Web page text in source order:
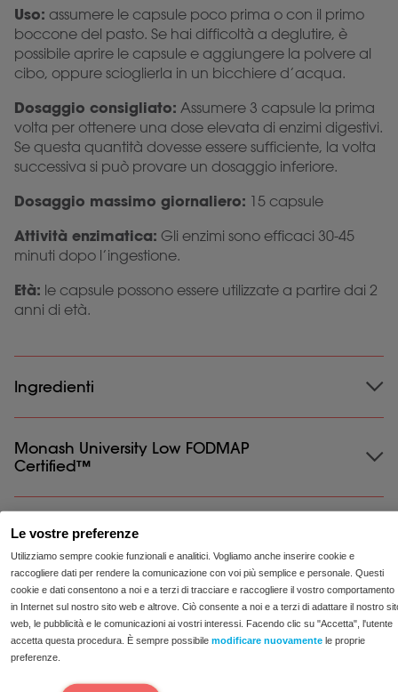
Le vostre preferenze
Utilizziamo sempre cookie funzionali e analitici. Vogliamo anche inserire cookie e
raccogliere dati per rendere la comunicazione con voi più semplice e personale. Questi
cookie e dati consentono a noi e a terzi di tracciare e raccogliere il vostro comportamento
in Internet sul nostro sito web e altrove. Ciò consente a noi e a terzi di adattare il nostro
web, le pubblicità e le comunicazioni ai vostri interessi. Facendo clic su "Accetta", l'utente
accetta questa procedura. È sempre possibile modificare nuovamente le proprie
preferenze.
Uso: assumere le capsule poco prima o con il primo
boccone del pasto. Se hai difficoltà a deglutire, è
possibile aprire le capsule e aggiungere la polvere al
cibo, oppure scioglierla in un bicchiere d’acqua.
Dosaggio consigliato: Assumere 3 capsule la prima
volta per ottenere una dose elevata di enzimi digestivi.
Se questa quantità dovesse essere sufficiente, la volta
successiva si può provare un dosaggio inferiore.
Dosaggio massimo giornaliero: 15 capsule
Attività enzimatica: Gli enzimi sono efficaci 30-45
minuti dopo l’ingestione.
Età: le capsule possono essere utilizzate a partire dai 2
anni di età.
Ingredienti
Ingredienti:Alfa galattosidasi (1200 u); Xilosio
isomerasi (7500 u); HPMC (capsula); Lattasi (10.000
Adatto a vegetariani e vegani.
Privo di soia e glutine.
Monash University Low FODMAP
Certified™
Spedizione
Spedizione:Ordina prima della 12:00 e ricevi entro 2-4
giorni lavorativi. Per ulteriori informazioni su spedizioni e
resi, consultare le informazioni su spedizioni e resi.
Recensioni